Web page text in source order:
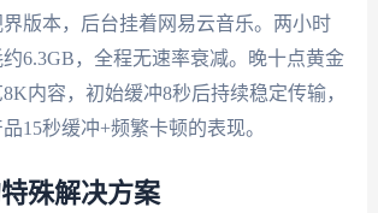
界版本，后台挂着网易云音乐。两小时
6.3GB，全程无速率衰减。晚十点黄金
内容，初始缓冲8秒后持续稳定传输，
15秒缓冲+频繁卡顿的表现。
殊解决方案